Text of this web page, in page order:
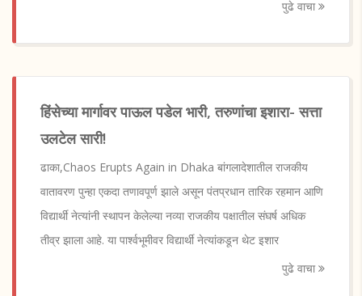
पुढे वाचा
हिंसेच्या मार्गावर पाऊल पडेल भारी, तरुणांचा इशारा- सत्ता
उलटेल सारी!
ढाका,Chaos Erupts Again in Dhaka बांगलादेशातील राजकीय
वातावरण पुन्हा एकदा तणावपूर्ण झाले असून पंतप्रधान तारिक रहमान आणि
विद्यार्थी नेत्यांनी स्थापन केलेल्या नव्या राजकीय पक्षातील संघर्ष अधिक
तीव्र झाला आहे. या पार्श्वभूमीवर विद्यार्थी नेत्यांकडून थेट इशार
पुढे वाचा